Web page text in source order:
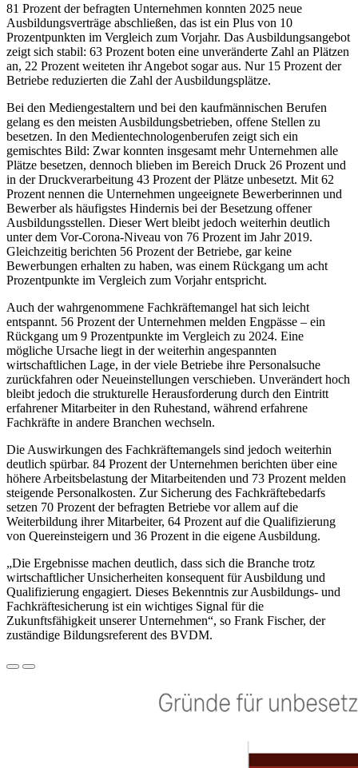
81 Prozent der befragten Unternehmen konnten 2025 neue
Ausbildungsverträge abschließen, das ist ein Plus von 10
Prozentpunkten im Vergleich zum Vorjahr. Das Ausbildungsangebot
zeigt sich stabil: 63 Prozent boten eine unveränderte Zahl an Plätzen
an, 22 Prozent weiteten ihr Angebot sogar aus. Nur 15 Prozent der
Betriebe reduzierten die Zahl der Ausbildungsplätze.
Bei den Mediengestaltern und bei den kaufmännischen Berufen
gelang es den meisten Ausbildungsbetrieben, offene Stellen zu
besetzen. In den Medientechnologenberufen zeigt sich ein
gemischtes Bild: Zwar konnten insgesamt mehr Unternehmen alle
Plätze besetzen, dennoch blieben im Bereich Druck 26 Prozent und
in der Druckverarbeitung 43 Prozent der Plätze unbesetzt. Mit 62
Prozent nennen die Unternehmen ungeeignete Bewerberinnen und
Bewerber als häufigstes Hindernis bei der Besetzung offener
Ausbildungsstellen. Dieser Wert bleibt jedoch weiterhin deutlich
unter dem Vor-Corona-Niveau von 76 Prozent im Jahr 2019.
Gleichzeitig berichten 56 Prozent der Betriebe, gar keine
Bewerbungen erhalten zu haben, was einem Rückgang um acht
Prozentpunkte im Vergleich zum Vorjahr entspricht.
Auch der wahrgenommene Fachkräftemangel hat sich leicht
entspannt. 56 Prozent der Unternehmen melden Engpässe – ein
Rückgang um 9 Prozentpunkte im Vergleich zu 2024. Eine
mögliche Ursache liegt in der weiterhin angespannten
wirtschaftlichen Lage, in der viele Betriebe ihre Personalsuche
zurückfahren oder Neueinstellungen verschieben. Unverändert hoch
bleibt jedoch die strukturelle Herausforderung durch den Eintritt
erfahrener Mitarbeiter in den Ruhestand, während erfahrene
Fachkräfte in andere Branchen wechseln.
Die Auswirkungen des Fachkräftemangels sind jedoch weiterhin
deutlich spürbar. 84 Prozent der Unternehmen berichten über eine
höhere Arbeitsbelastung der Mitarbeitenden und 73 Prozent melden
steigende Personalkosten. Zur Sicherung des Fachkräftebedarfs
setzen 70 Prozent der befragten Betriebe vor allem auf die
Weiterbildung ihrer Mitarbeiter, 64 Prozent auf die Qualifizierung
von Quereinsteigern und 36 Prozent in die eigene Ausbildung.
„Die Ergebnisse machen deutlich, dass sich die Branche trotz
wirtschaftlicher Unsicherheiten konsequent für Ausbildung und
Qualifizierung engagiert. Dieses Bekenntnis zur Ausbildungs- und
Fachkräftesicherung ist ein wichtiges Signal für die
Zukunftsfähigkeit unserer Unternehmen“, so Frank Fischer, der
zuständige Bildungsreferent des BVDM.